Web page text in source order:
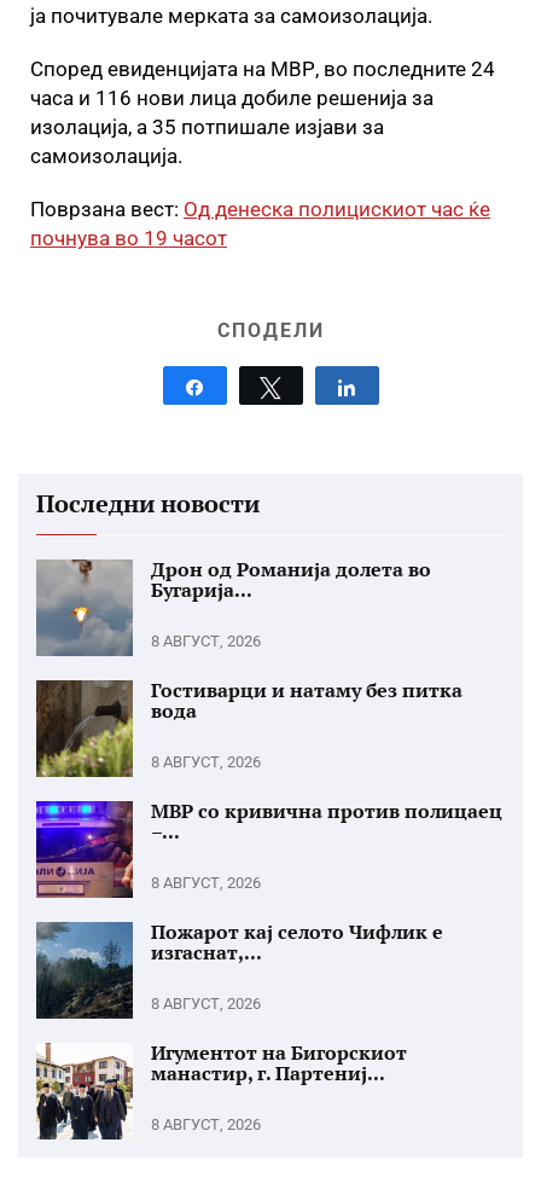
ја почитувале мерката за самоизолација.
Според евиденцијата на МВР, во последните 24
часа и 116 нови лица добиле решенија за
изолација, а 35 потпишале изјави за
самоизолација.
Поврзана вест: Од денеска полицискиот час ќе
почнува во 19 часот
СПОДЕЛИ
Tweet
Последни новости
Дрон од Романија долета во
Бугарија...
8 АВГУСТ, 2026
Гостиварци и натаму без питка
вода
8 АВГУСТ, 2026
МВР со кривична против полицаец
–...
8 АВГУСТ, 2026
Пожарот кај селото Чифлик е
изгаснат,...
8 АВГУСТ, 2026
Игументот на Бигорскиот
манастир, г. Партениј...
8 АВГУСТ, 2026